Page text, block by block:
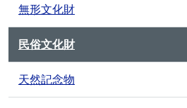
無形文化財
民俗文化財
天然記念物